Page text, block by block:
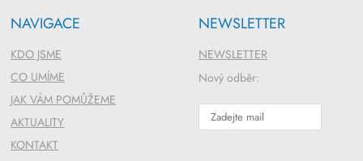
NAVIGACE
KDO JSME
CO UMÍME
JAK VÁM POMŮŽEME
AKTUALITY
KONTAKT
NEWSLETTER
NEWSLETTER
Nový odběr: